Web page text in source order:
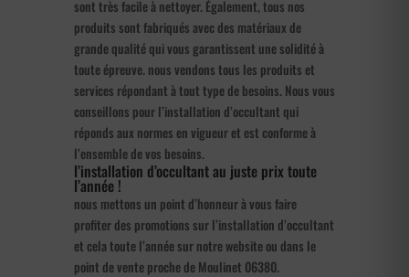
sont très facile à nettoyer. Également, tous nos
produits sont fabriqués avec des matériaux de
grande qualité qui vous garantissent une solidité à
toute épreuve. nous vendons tous les produits et
services répondant à tout type de besoins. Nous vous
conseillons pour l’installation d’occultant qui
réponds aux normes en vigueur et est conforme à
l’ensemble de vos besoins.
l’installation d’occultant au juste prix toute
l’année !
nous mettons un point d’honneur à vous faire
profiter des promotions sur l’installation d’occultant
et cela toute l’année sur notre website ou dans le
point de vente proche de Moulinet 06380.